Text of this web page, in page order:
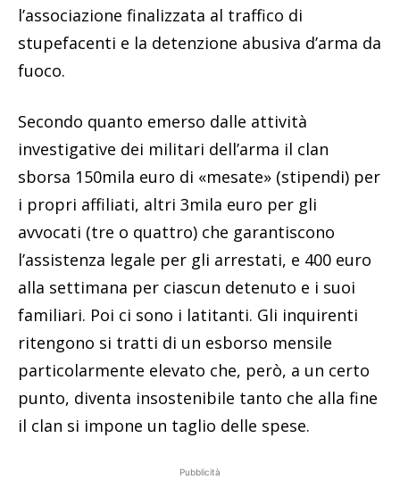
l’associazione finalizzata al traffico di
stupefacenti e la detenzione abusiva d’arma da
fuoco.
Secondo quanto emerso dalle attività
investigative dei militari dell’arma il clan
sborsa 150mila euro di «mesate» (stipendi) per
i propri affiliati, altri 3mila euro per gli
avvocati (tre o quattro) che garantiscono
l’assistenza legale per gli arrestati, e 400 euro
alla settimana per ciascun detenuto e i suoi
familiari. Poi ci sono i latitanti. Gli inquirenti
ritengono si tratti di un esborso mensile
particolarmente elevato che, però, a un certo
punto, diventa insostenibile tanto che alla fine
il clan si impone un taglio delle spese.
Pubblicità